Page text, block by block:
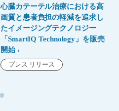
心臓カテーテル治療における高
画質と患者負担の軽減を追求し
たイメージングテクノロジー
「SmartIQ Technology」を販売
開始
プレス リリース